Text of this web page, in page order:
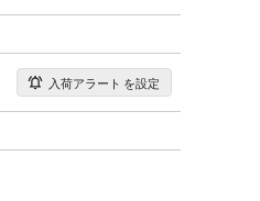
入荷アラート を設定